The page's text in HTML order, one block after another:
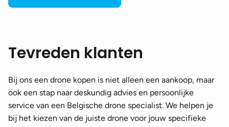
Tevreden klanten
Bij ons een drone kopen is niet alleen een aankoop, maar
ook een stap naar deskundig advies en persoonlijke
service van een Belgische drone specialist. We helpen je
bij het kiezen van de juiste drone voor jouw specifieke